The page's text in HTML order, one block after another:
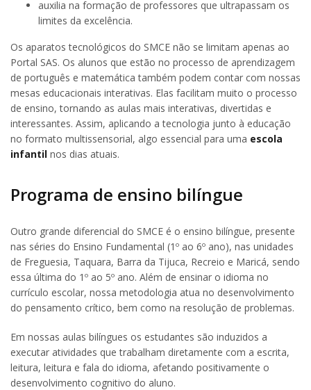
auxilia na formação de professores que ultrapassam os
limites da excelência.
Os aparatos tecnológicos do SMCE não se limitam apenas ao
Portal SAS. Os alunos que estão no processo de aprendizagem
de português e matemática também podem contar com nossas
mesas educacionais interativas. Elas facilitam muito o processo
de ensino, tornando as aulas mais interativas, divertidas e
interessantes. Assim, aplicando a tecnologia junto à educação
no formato multissensorial, algo essencial para uma escola
infantil nos dias atuais.
Programa de ensino bilíngue
Outro grande diferencial do SMCE é o ensino bilíngue, presente
nas séries do Ensino Fundamental (1º ao 6º ano), nas unidades
de Freguesia, Taquara, Barra da Tijuca, Recreio e Maricá, sendo
essa última do 1º ao 5º ano. Além de ensinar o idioma no
currículo escolar, nossa metodologia atua no desenvolvimento
do pensamento crítico, bem como na resolução de problemas.
Em nossas aulas bilíngues os estudantes são induzidos a
executar atividades que trabalham diretamente com a escrita,
leitura, leitura e fala do idioma, afetando positivamente o
desenvolvimento cognitivo do aluno.